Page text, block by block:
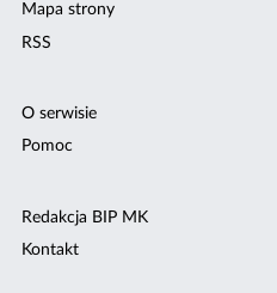
Mapa strony
RSS
O serwisie
Pomoc
Redakcja BIP MK
Kontakt